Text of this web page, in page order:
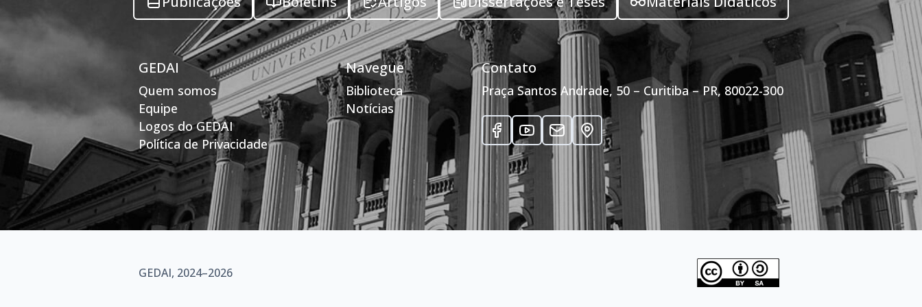
GEDAI
Quem somos
Equipe
Logos do GEDAI
Política de Privacidade
Navegue
Biblioteca
Notícias
Contato
Praça Santos Andrade, 50 – Curitiba – PR, 80022-300
GEDAI, 2024–2026